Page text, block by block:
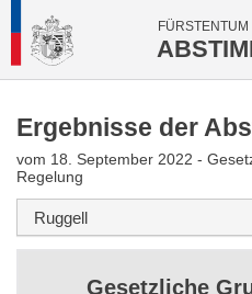
Ergebnisse der
vom 18. September 2022 -
Regelung
Gesetzliche